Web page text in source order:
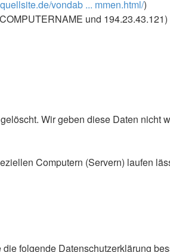
vondab ... mmen.html/)
und 194.23.43.121)
Wir geben diese Daten nicht
Computern (Servern) laufen
folgende Datenschutzerklärung